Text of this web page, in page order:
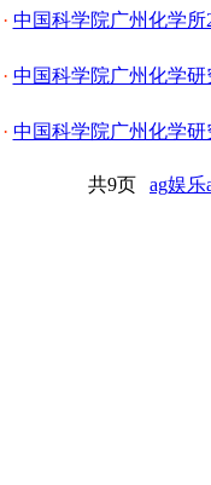
· 中国科学院广州化学所
· 中国科学院广州化学
· 中国科学院广州化学
共9页 ag娱